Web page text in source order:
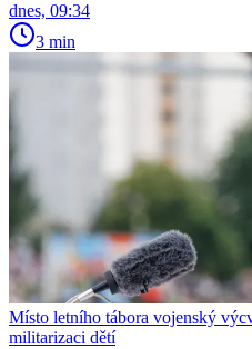
dnes, 09:34
3 min
Místo letního tábora vojenský
militarizaci dětí